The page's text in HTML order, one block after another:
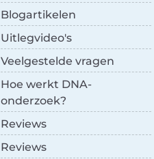
Blogartikelen
Uitlegvideo's
Veelgestelde vragen
Hoe werkt DNA-
onderzoek?
Reviews
Reviews